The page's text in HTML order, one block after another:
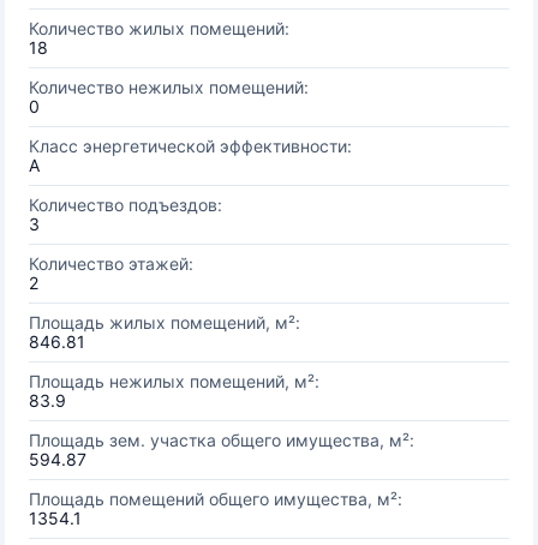
Количество жилых помещений:
18
Количество нежилых помещений:
0
Класс энергетической эффективности:
A
Количество подъездов:
3
Количество этажей:
2
Площадь жилых помещений, м²:
846.81
Площадь нежилых помещений, м²:
83.9
Площадь зем. участка общего имущества, м²:
594.87
Площадь помещений общего имущества, м²:
1354.1